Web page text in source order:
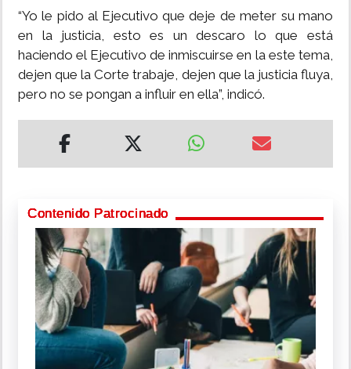
“Yo le pido al Ejecutivo que deje de meter su mano
en la justicia, esto es un descaro lo que está
haciendo el Ejecutivo de inmiscuirse en la este tema,
dejen que la Corte trabaje, dejen que la justicia fluya,
pero no se pongan a influir en ella”, indicó.
Contenido Patrocinado